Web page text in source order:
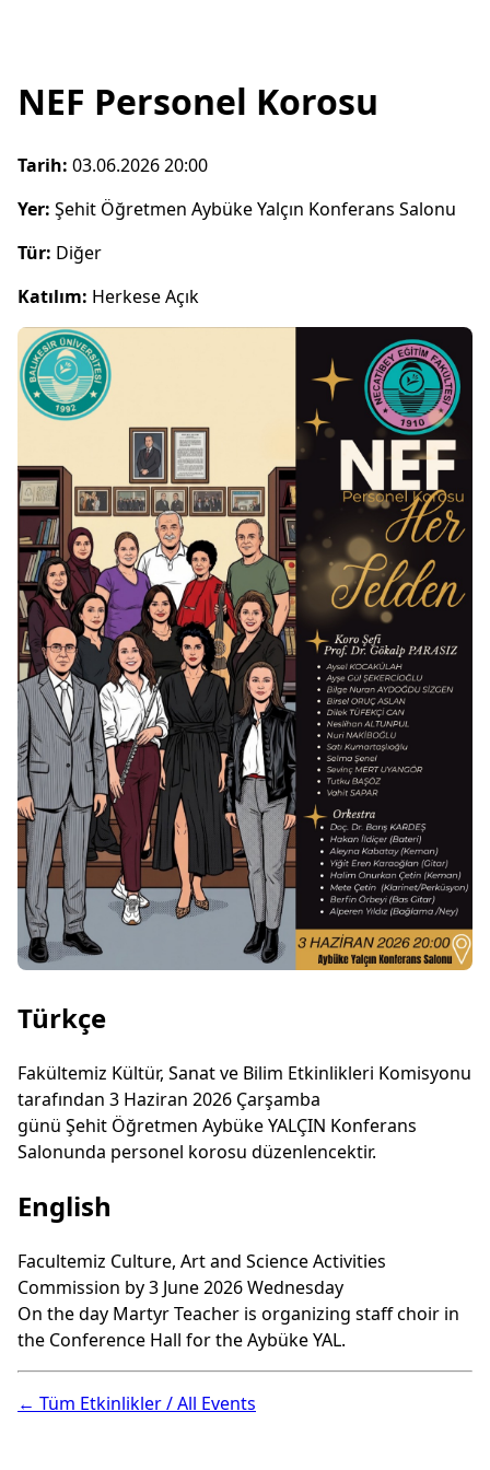
NEF Personel Korosu
Tarih: 03.06.2026 20:00
Yer: Şehit Öğretmen Aybüke Yalçın Konferans Salonu
Tür: Diğer
Katılım: Herkese Açık
Türkçe
Fakültemiz Kültür, Sanat ve Bilim Etkinlikleri Komisyonu
tarafından 3 Haziran 2026 Çarşamba
günü Şehit Öğretmen Aybüke YALÇIN Konferans
Salonunda personel korosu düzenlencektir.
English
Facultemiz Culture, Art and Science Activities
Commission by 3 June 2026 Wednesday
On the day Martyr Teacher is organizing staff choir in
the Conference Hall for the Aybüke YAL.
← Tüm Etkinlikler / All Events